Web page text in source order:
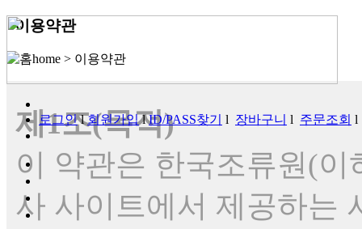
로그인l회원가입lID/PASS찾기 l 장바구니 l 주문조회
이용약관
home > 이용약관
제1조(목적)
이 약관은 한국조류원(
사 사이트에서 제공하는